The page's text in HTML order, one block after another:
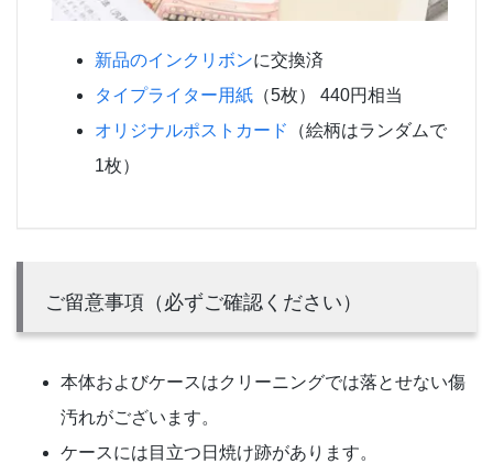
新品のインクリボンに交換済
タイプライター用紙 （5枚） 440円相当
オリジナルポストカード
（絵柄はランダムで
1枚）
ご留意事項（必ずご確認ください）
本体およびケースはクリーニングでは落とせない傷
汚れがございます。
ケースには目立つ日焼け跡があります。